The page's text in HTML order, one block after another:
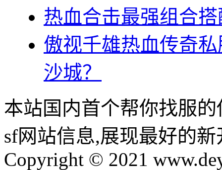
热血合击最强组合
傲视千雄热血传奇
沙城？
本站国内首个帮你找服
sf网站信息,展现最好的
Copyright © 2021